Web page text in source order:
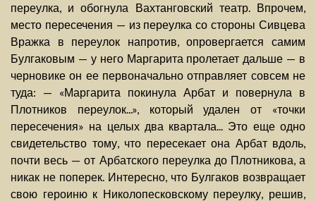
переулка, и обогнула Вахтанговский театр. Впрочем,
место пересечения — из переулка со стороны Сивцева
Вражка в переулок напротив, опровергается самим
Булгаковым — у него Маргарита пролетает дальше — в
черновике он ее первоначально отправляет совсем не
туда: — «Маргарита покинула Арбат и повернула в
Плотников переулок...», который удален от «точки
пересечения» на целых два квартала... Это еще одно
свидетельство тому, что пересекает она Арбат вдоль,
почти весь — от Арбатского переулка до Плотникова, а
никак не поперек. Интересно, что Булгаков возвращает
свою героиню к Николопесковскому переулку, решив,